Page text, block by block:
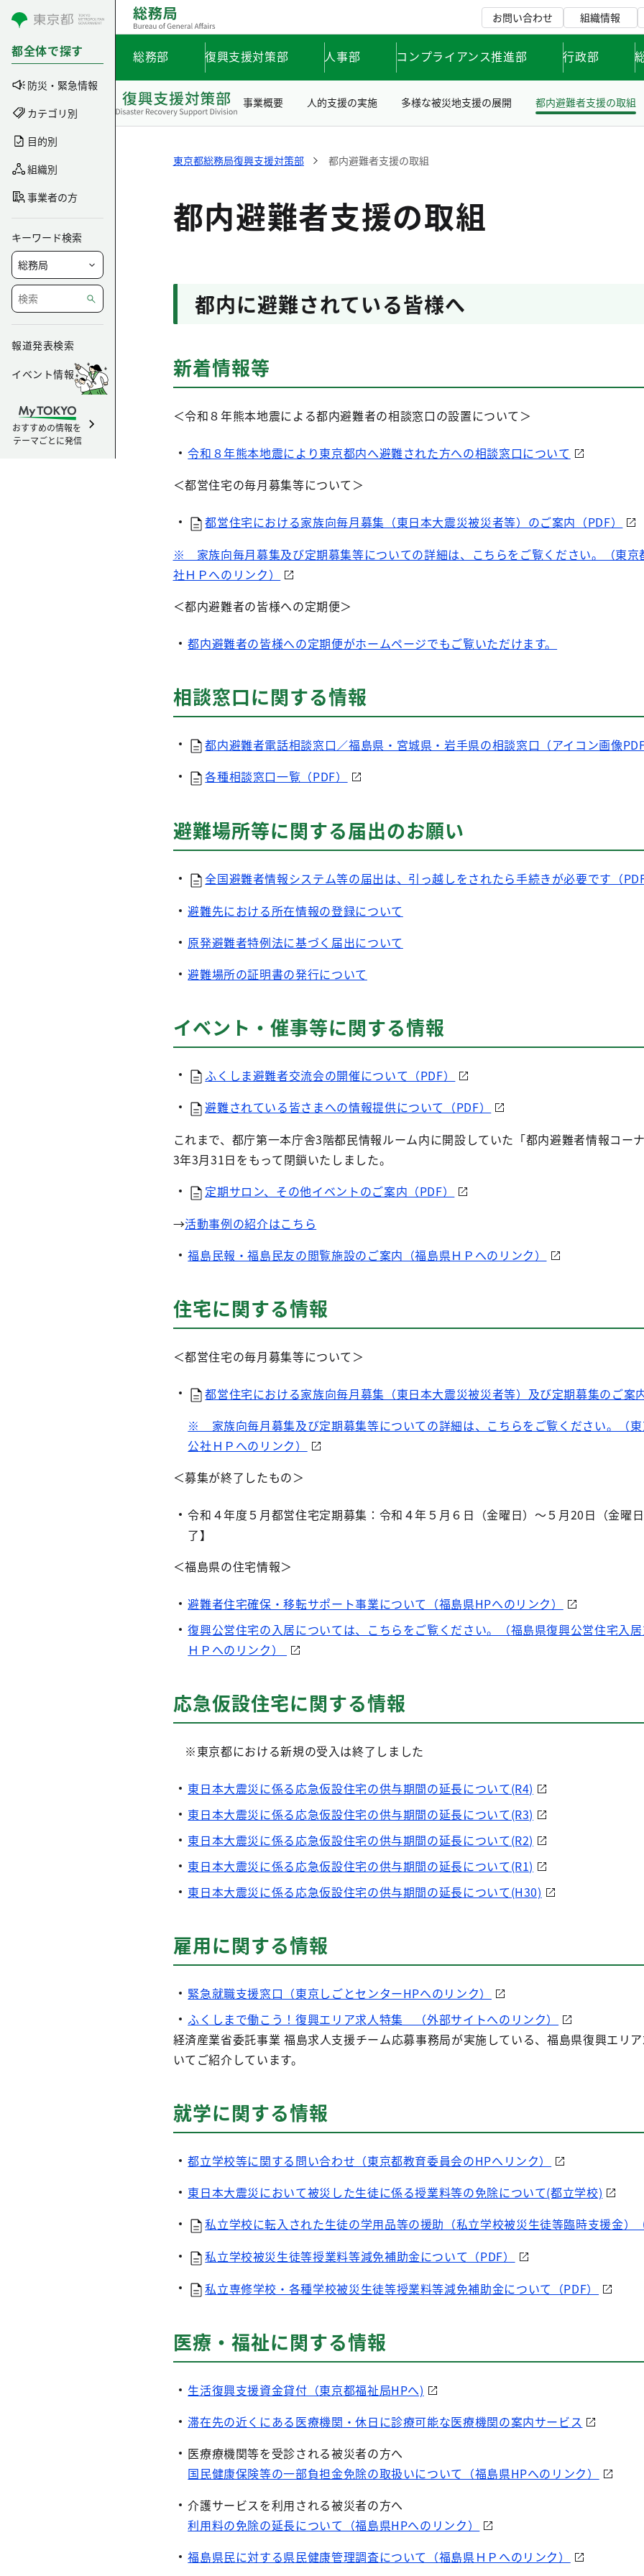
コンテンツにスキップ
都全体で探す
防災・緊急情報
カテゴリ別
目的別
組織別
事業者の方
キーワード検索
報道発表検索
イベント情報
おすすめの情報を
テーマごとに発信
お問い合わせ 組織情報
総務部 復興支援対策部 人事部 コンプライアンス推進部 行政部
事業概要 人的支援の実施 多様な被災地支援の展開 都内避難者支援の取組
東京都総務局復興支援対策部 都内避難者支援の取組
都内避難者支援の取組
都内に避難されている皆様へ
新着情報等
＜令和８年熊本地震による都内避難者の相談窓口の設置について＞
令和８年熊本地震により東京都内へ避難された方への相談窓口について
＜都営住宅の毎月募集等について＞
都営住宅における家族向毎月募集（東日本大震災被災者等）のご案内（PDF）
※ 家族向毎月募集及び定期募集等についての詳細は、こちらをご覧ください。（東京
社ＨＰへのリンク）
＜都内避難者の皆様への定期便＞
都内避難者の皆様への定期便がホームページでもご覧いただけます。
相談窓口に関する情報
都内避難者電話相談窓口／福島県・宮城県・岩手県の相談窓口（アイコン画像PDF
各種相談窓口一覧（PDF）
避難場所等に関する届出のお願い
全国避難者情報システム等の届出は、引っ越しをされたら手続きが必要です（PDF
避難先における所在情報の登録について
原発避難者特例法に基づく届出について
避難場所の証明書の発行について
イベント・催事等に関する情報
ふくしま避難者交流会の開催について（PDF）
避難されている皆さまへの情報提供について（PDF）
これまで、都庁第一本庁舎3階都民情報ルーム内に開設していた「都内避難者情報コー
3年3月31日をもって閉鎖いたしました。
定期サロン、その他イベントのご案内（PDF）
→活動事例の紹介はこちら
福島民報・福島民友の閲覧施設のご案内（福島県ＨＰへのリンク）
住宅に関する情報
＜都営住宅の毎月募集等について＞
都営住宅における家族向毎月募集（東日本大震災被災者等）及び定期募集のご案内
※ 家族向毎月募集及び定期募集等についての詳細は、こちらをご覧ください。（
公社ＨＰへのリンク）
＜募集が終了したもの＞
令和４年度５月都営住宅定期募集：令和４年５月６日（金曜日）～５月20日（金曜
了】
＜福島県の住宅情報＞
避難者住宅確保・移転サポート事業について（福島県HPへのリンク）
復興公営住宅の入居については、こちらをご覧ください。（福島県復興公営住宅入
ＨＰへのリンク）
応急仮設住宅に関する情報
※東京都における新規の受入は終了しました
東日本大震災に係る応急仮設住宅の供与期間の延長について(R4)
東日本大震災に係る応急仮設住宅の供与期間の延長について(R3)
東日本大震災に係る応急仮設住宅の供与期間の延長について(R2)
東日本大震災に係る応急仮設住宅の供与期間の延長について(R1)
東日本大震災に係る応急仮設住宅の供与期間の延長について(H30)
雇用に関する情報
緊急就職支援窓口（東京しごとセンターHPへのリンク）
ふくしまで働こう！復興エリア求人特集 （外部サイトへのリンク）
経済産業省委託事業 福島求人支援チーム応募事務局が実施している、福島県復興エリ
いてご紹介しています。
就学に関する情報
都立学校等に関する問い合わせ（東京都教育委員会のHPへリンク）
東日本大震災において被災した生徒に係る授業料等の免除について(都立学校)
私立学校に転入された生徒の学用品等の援助（私立学校被災生徒等臨時支援金）（
私立学校被災生徒等授業料等減免補助金について（PDF）
私立専修学校・各種学校被災生徒等授業料等減免補助金について（PDF）
医療・福祉に関する情報
生活復興支援資金貸付（東京都福祉局HPへ)
滞在先の近くにある医療機関・休日に診療可能な医療機関の案内サービス
医療療機関等を受診される被災者の方へ
国民健康保険等の一部負担金免除の取扱いについて（福島県HPへのリンク）
介護サービスを利用される被災者の方へ
利用料の免除の延長について（福島県HPへのリンク）
福島県民に対する県民健康管理調査について（福島県ＨＰへのリンク）